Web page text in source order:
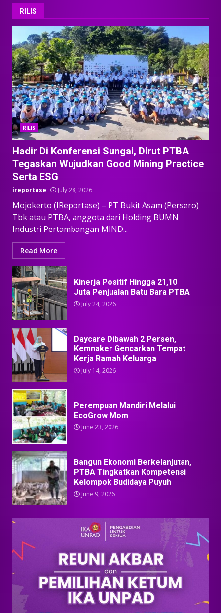
RILIS
RILIS
Hadir Di Konferensi Sungai, Dirut PTBA
Tegaskan Wujudkan Good Mining Practice
Serta ESG
ireportase July 28, 2026
Mojokerto (IReportase) – PT Bukit Asam (Persero)
Tbk atau PTBA, anggota dari Holding BUMN
Industri Pertambangan MIND...
Read More
Kinerja Positif Hingga 21,10
Juta Penjualan Batu Bara PTBA
July 24, 2026
Daycare Dibawah 2 Persen,
Kemnaker Gencarkan Tempat
Kerja Ramah Keluarga
July 14, 2026
Perempuan Mandiri Melalui
EcoGrow Mom
June 23, 2026
Bangun Ekonomi Berkelanjutan,
PTBA Tingkatkan Kompetensi
Kelompok Budidaya Puyuh
June 9, 2026